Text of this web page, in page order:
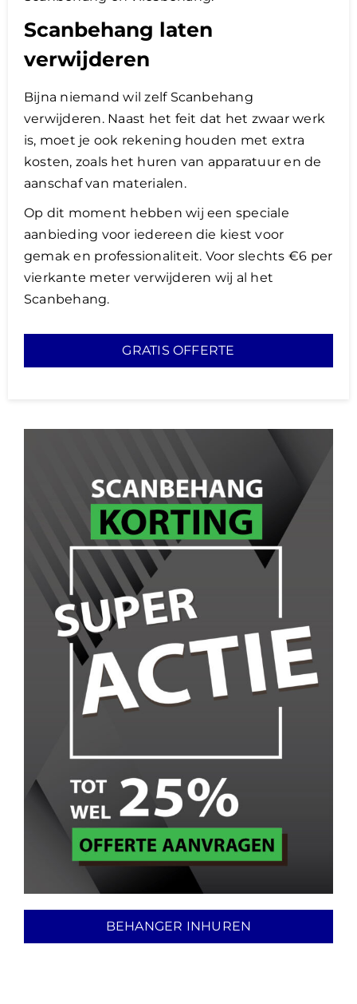
Scanbehang laten
verwijderen
Bijna niemand wil zelf Scanbehang
verwijderen. Naast het feit dat het zwaar werk
is, moet je ook rekening houden met extra
kosten, zoals het huren van apparatuur en de
aanschaf van materialen.
Op dit moment hebben wij een speciale
aanbieding voor iedereen die kiest voor
gemak en professionaliteit. Voor slechts €6 per
vierkante meter verwijderen wij al het
Scanbehang.
GRATIS OFFERTE
BEHANGER INHUREN